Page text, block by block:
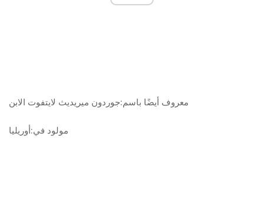
معروف أيضًا باسم:جوردون ميريديث لايتفوت الابن
مولود في:أوريليا